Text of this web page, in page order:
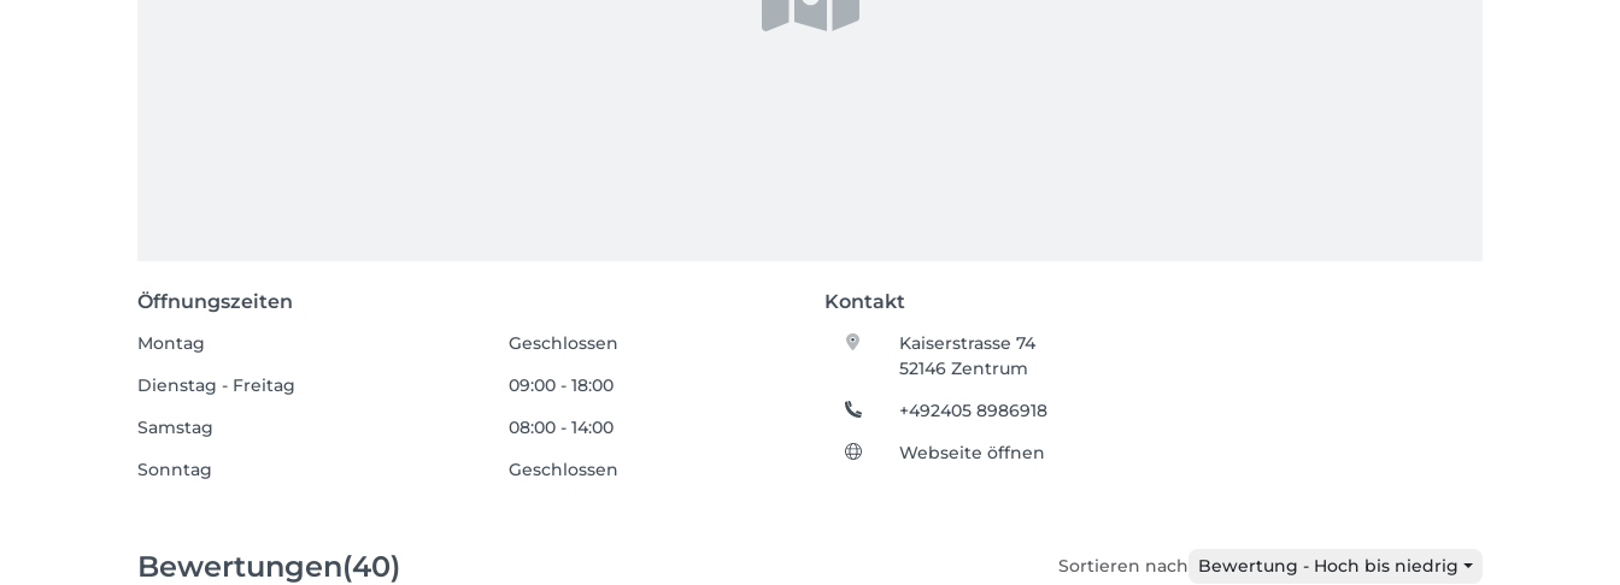
Öffnungszeiten Kontakt
Montag
Geschlossen
Dienstag - Freitag
09:00 - 18:00
Samstag
08:00 - 14:00
Sonntag
Geschlossen
Kaiserstrasse 74
52146 Zentrum
+492405 8986918
Webseite öffnen
Bewertungen(40) Sortieren nach Bewertung - Hoch bis niedrig